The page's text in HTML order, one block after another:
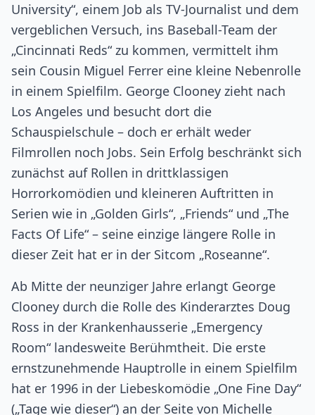
University“, einem Job als TV-Journalist und dem
vergeblichen Versuch, ins Baseball-Team der
„Cincinnati Reds“ zu kommen, vermittelt ihm
sein Cousin Miguel Ferrer eine kleine Nebenrolle
in einem Spielfilm. George Clooney zieht nach
Los Angeles und besucht dort die
Schauspielschule – doch er erhält weder
Filmrollen noch Jobs. Sein Erfolg beschränkt sich
zunächst auf Rollen in drittklassigen
Horrorkomödien und kleineren Auftritten in
Serien wie in „Golden Girls“, „Friends“ und „The
Facts Of Life“ – seine einzige längere Rolle in
dieser Zeit hat er in der Sitcom „Roseanne“.
Ab Mitte der neunziger Jahre erlangt George
Clooney durch die Rolle des Kinderarztes Doug
Ross in der Krankenhausserie „Emergency
Room“ landesweite Berühmtheit. Die erste
ernstzunehmende Hauptrolle in einem Spielfilm
hat er 1996 in der Liebeskomödie „One Fine Day“
(„Tage wie dieser“) an der Seite von Michelle